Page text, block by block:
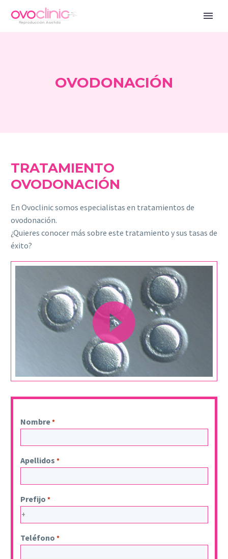
OVODONACIÓN
TRATAMIENTO
OVODONACIÓN
En Ovoclinic somos especialistas en tratamientos de
ovodonación.
¿Quieres conocer más sobre este tratamiento y sus tasas de
éxito?
Reproductor
de
Nombre*
Apellidos *
Prefijo *
Teléfono *